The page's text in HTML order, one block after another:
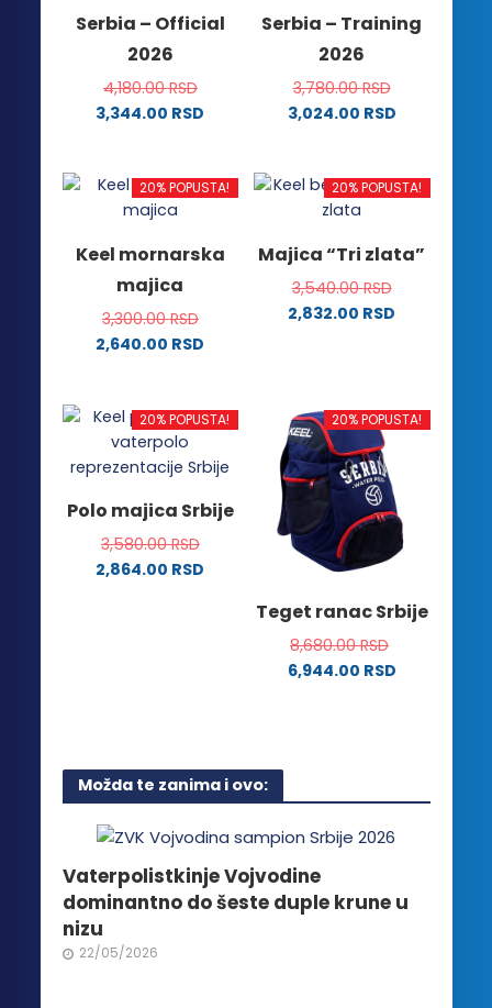
biti
izabrane
na
stranici
Serbia – Official
2026
4,180.00RSD
3,344.00 RSD
ima
više
Opcije
mogu
biti
izabrane
proizvoda.
Serbia – Training
2026
3,780.00RSD
3,024.00 RSD
ima
više
Opcije
mogu
biti
proizvoda.
20% POPUSTA!
Keel mornarska
majica
3,300.00RSD
2,640.00 RSD
ima
više
varijanti.
mogu
biti
izabrane
20% POPUSTA!
Majica “Tri zlata”
3,540.00RSD
2,832.00 RSD
više
varijanti.
Opcije
mogu
biti
izabrane
na
proizvoda.
20% POPUSTA!
Polo majica Srbije
3,580.00RSD
2,864.00 RSD
biti
izabrane
stranici
proizvoda.
20% POPUSTA!
Teget ranac Srbije
8,680.00RSD
6,944.00 RSD
Možda te zanima i ovo:
Vaterpolistkinje Vojvodine
dominantno do šeste duple krune u
nizu
22/05/2026